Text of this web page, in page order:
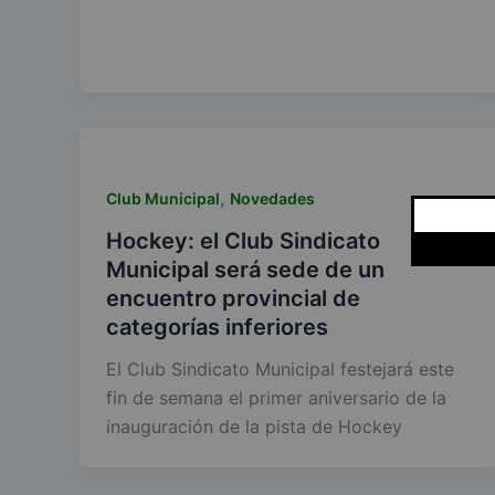
Club Municipal, Novedades
Hockey: el Club Sindicato
Municipal será sede de un
encuentro provincial de
categorías inferiores
El Club Sindicato Municipal festejará este
fin de semana el primer aniversario de la
inauguración de la pista de Hockey